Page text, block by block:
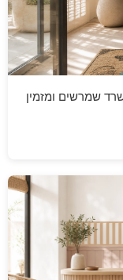
שמרשים ומזמין